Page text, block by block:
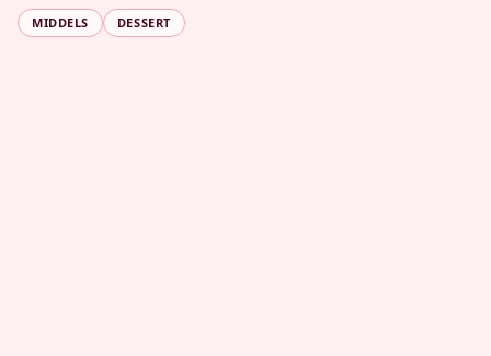
MIDDELS DESSERT